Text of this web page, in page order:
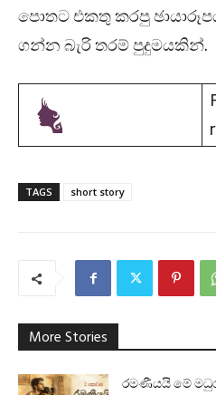
පොතට එකතු කරපු
ගන්න බැරි තරම් පුදුමයකින්.
TAGS short story
More Stories
රමණීයයි මේ